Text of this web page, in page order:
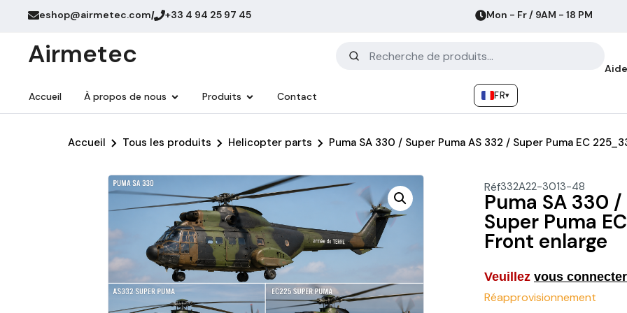
eshop@airmetec.com/ +33 4 94 25 97 45 Mon - Fr / 9AM - 18 PM
Airmetec
Accueil À propos de nous Produits Contact FR▾
Accueil Tous les produits Helicopter parts Puma SA 330 / Super Puma AS 332 / Super Puma EC
Réf332A22-3013-48
Puma SA 330
Super Puma
Front enlarge
Veuillez vous connecter
Réapprovisionnement